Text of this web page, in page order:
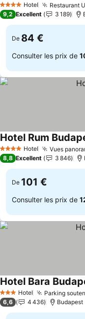
4 Étoiles Hotel Restaurant
9,2 Excellent 3 189
De 84 €
Consulter les prix de
4 Étoiles Hotel Vues
Hotel Rum
8,8 Excellent 3 846
De 101 €
Consulter les prix de
3 ÉtoilesHotel Parking
Hotel Bara
6,6 4 436 Budapest